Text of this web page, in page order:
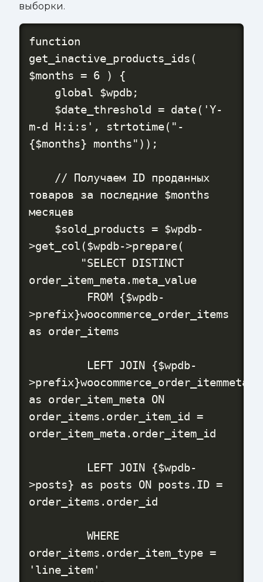
выборки.
function
get_inactive_products_ids(
$months = 6 ) {
m-d H:i:s', strtotime("-
{$months} months"));
товаров за последние $months
месяцев
>get_col($wpdb->prepare(
order_item_meta.meta_value
>prefix}woocommerce_order_items
as order_items
>prefix}woocommerce_order_itemmeta
as order_item_meta ON
order_items.order_item_id =
order_item_meta.order_item_id
>posts} as posts ON posts.ID =
order_items.order_id
order_items.order_item_type =
'line_item'